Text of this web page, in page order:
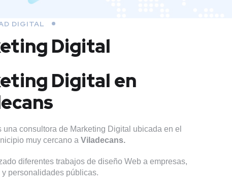
DIGITAL
Digital
Digital en
una consultora de Marketing Digital ubicada en el
muy cercano aViladecans.
diferentes trabajos de diseño Web a empresas,
personalidades públicas.